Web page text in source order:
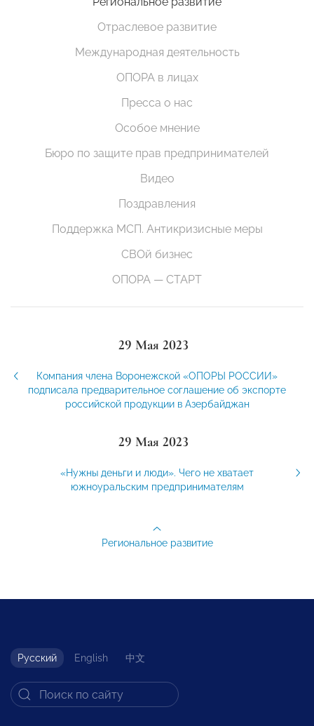
Отраслевое развитие
Международная деятельность
ОПОРА в лицах
Пресса о нас
Особое мнение
Бюро по защите прав предпринимателей
Видео
Поздравления
Поддержка МСП. Антикризисные меры
СВОй бизнес
ОПОРА — СТАРТ
29 Мая 2023
Компания члена Воронежской «ОПОРЫ РОССИИ»
подписала предварительное соглашение об экспорте
российской продукции в Азербайджан
29 Мая 2023
«Нужны деньги и люди». Чего не хватает
южноуральским предпринимателям
Региональное развитие
Русский English 中文